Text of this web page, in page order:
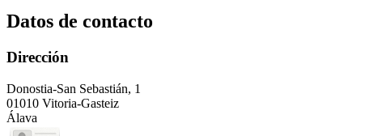
Datos de contacto
Dirección
Donostia-San Sebastián, 1
01010 Vitoria-Gasteiz
Álava